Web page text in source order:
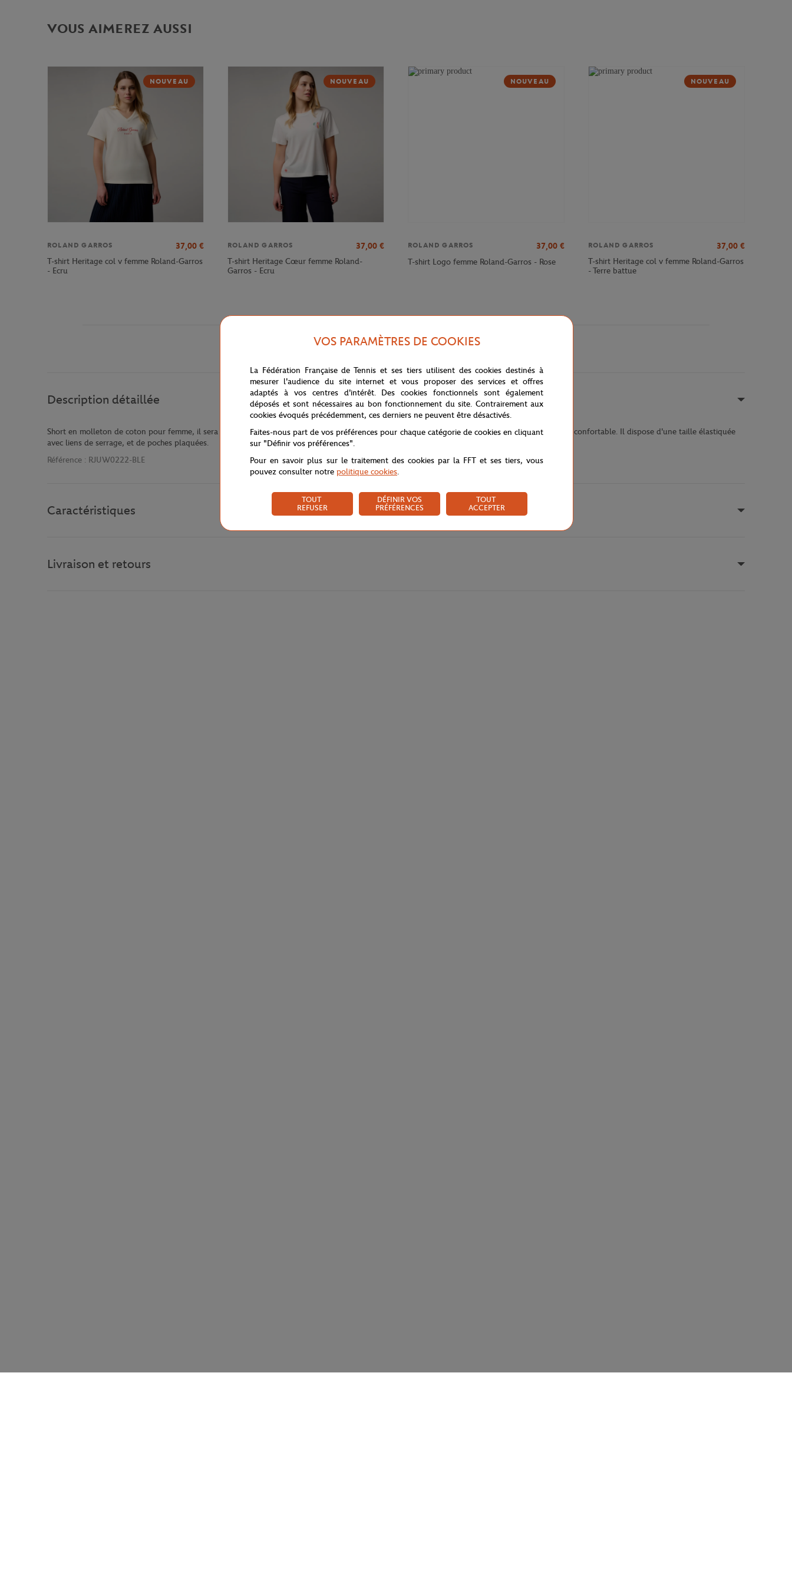
VOUS AIMEREZ AUSSI
NOUVEAU
ROLAND GARROS 37,00 €
T-shirt Heritage col v femme Roland-Garros
- Ecru
NOUVEAU
ROLAND GARROS 37,00 €
T-shirt Heritage Cœur femme Roland-
Garros - Ecru
NOUVEAU
ROLAND GARROS 37,00 €
T-shirt Logo femme Roland-Garros - Rose
NOUVEAU
ROLAND GARROS 37,00 €
T-shirt Heritage col v femme Roland-Garros
- Terre battue
Description détaillée
Short en molleton de coton pour femme, il sera idéal pour l'été. Equipé de trois poches, deux sur les côtés et une à l'arrière, il est très pratique et confortable. Il dispose d'une taille élastiquée
avec liens de serrage, et de poches plaquées.
Référence : RJUW0222-BLE
Caractéristiques
Livraison et retours
VOS PARAMÈTRES DE COOKIES
La Fédération Française de Tennis et ses tiers utilisent des cookies destinés à
mesurer l'audience du site internet et vous proposer des services et offres
adaptés à vos centres d'intérêt. Des cookies fonctionnels sont également
déposés et sont nécessaires au bon fonctionnement du site. Contrairement aux
cookies évoqués précédemment, ces derniers ne peuvent être désactivés.
Faites-nous part de vos préférences pour chaque catégorie de cookies en cliquant
sur "Définir vos préférences".
Pour en savoir plus sur le traitement des cookies par la FFT et ses tiers, vous
pouvez consulter notre politique cookies.
TOUT
REFUSER
DÉFINIR VOS
PRÉFÉRENCES
TOUT
ACCEPTER